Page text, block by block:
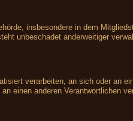
insbesondere in dem
unbeschadet anderweitiger
verarbeiten, an sich oder an
einen anderen Verantwortlichen